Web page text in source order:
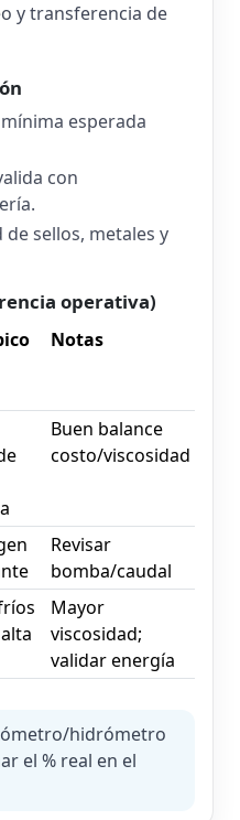
y transferencia de
esperada
con
sellos, metales y
operativa)
Notas
Buen balance
costo/viscosidad
Revisar
bomba/caudal
Mayor
viscosidad;
validar energía
hidrómetro
el % real en el